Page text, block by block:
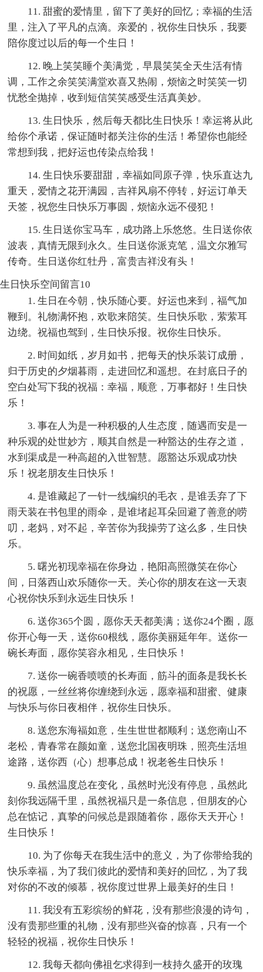
11. 甜蜜的爱情里，留下了美好的回忆；幸福的生活
里，注入了平凡的点滴。亲爱的，祝你生日快乐，我要
陪你度过以后的每一个生日！
12. 晚上笑笑睡个美满觉，早晨笑笑全天生活有情
调，工作之余笑笑满堂欢喜又热闹，烦恼之时笑笑一切
忧愁全抛掉，收到短信笑笑感受生活真美妙。
13. 生日快乐，然后每天都比生日快乐！幸运将从此
给你个承诺，保证随时都关注你的生活！希望你也能经
常想到我，把好运也传染点给我！
14. 生日快乐要甜甜，幸福如同原子弹，快乐直达九
重天，爱情之花开满园，吉祥风扇不停转，好运订单天
天签，祝您生日快乐万事圆，烦恼永远不侵犯！
15. 生日送你宝马车，成功路上乐悠悠。生日送你依
波表，真情无限到永久。生日送你派克笔，温文尔雅写
传奇。生日送你红牡丹，富贵吉祥没有头！
生日快乐空间留言10
1. 生日在今朝，快乐随心要。好运也来到，福气加
鞭到。礼物满怀抱，欢歌来陪笑。生日快乐歌，萦萦耳
边绕。祝福也驾到，生日快乐报。祝你生日快乐。
2. 时间如纸，岁月如书，把每天的快乐装订成册，
归于历史的夕烟暮雨，走进回忆和遥想。在封底日子的
空白处写下我的祝福：幸福，顺意，万事都好！生日快
乐！
3. 事在人为是一种积极的人生态度，随遇而安是一
种乐观的处世妙方，顺其自然是一种豁达的生存之道，
水到渠成是一种高超的入世智慧。愿豁达乐观成功快
乐！祝老朋友生日快乐！
4. 是谁藏起了一针一线编织的毛衣，是谁丢弃了下
雨天装在书包里的雨伞，是谁堵起耳朵回避了善意的唠
叨，老妈，对不起，辛苦你为我操劳了这么多，生日快
乐。
5. 曙光初现幸福在你身边，艳阳高照微笑在你心
间，日落西山欢乐随你一天。关心你的朋友在这一天衷
心祝你快乐到永远生日快乐！
6. 送你365个圆，愿你天天都美满；送你24个圈，愿
你开心每一天，送你60根线，愿你美丽延年年。送你一
碗长寿面，愿你笑容永相见，生日快乐！
7. 送你一碗香喷喷的长寿面，筋斗的面条是我长长
的祝愿，一丝丝将你缠绕到永远，愿幸福和甜蜜、健康
与快乐与你日夜相伴，祝你生日快乐。
8. 送您东海福如意，生生世世都顺利；送您南山不
老松，青春常在颜如童，送您北国夜明珠，照亮生活坦
途路，送你西（心）想事总成！祝老爸生日快乐！
9. 虽然温度总在变化，虽然时光没有停息，虽然此
刻你我远隔千里，虽然祝福只是一条信息，但朋友的心
总在惦记，真挚的问候总是跟随着你，愿你天天开心！
生日快乐！
10. 为了你每天在我生活中的意义，为了你带给我的
快乐幸福，为了我们彼此的爱情和美好的回忆，为了我
对你的不改的倾慕，祝你度过世界上最美好的生日！
11. 我没有五彩缤纷的鲜花，没有那些浪漫的诗句，
没有贵那些重的礼物，没有那些兴奋的惊喜，只有一个
轻轻的祝福，祝你生日快乐！
12. 我每天都向佛祖乞求得到一枝持久盛开的玫瑰